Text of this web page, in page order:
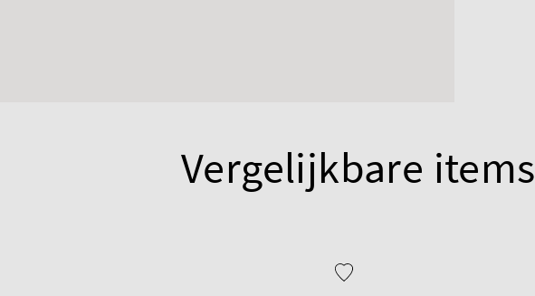
Vergelijkbare items